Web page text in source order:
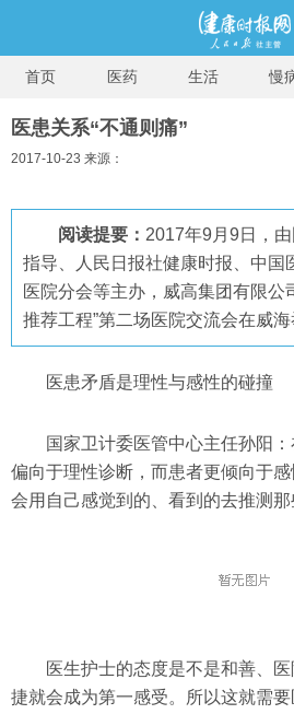
首页 医药 生活 慢
医患关系“不通则痛”
2017-10-23 来源：
阅读提要： 2017年9月9日，
指导、人民日报社健康时报、中国
医院分会等主办，威高集团有限公
推荐工程”第二场医院交流会在威海
医患矛盾是理性与感性的碰撞
国家卫计委医管中心主任孙阳
偏向于理性诊断，而患者更倾向于
会用自己感觉到的、看到的去推测那
医生护士的态度是不是和善、
捷就会成为第一感受。所以这就需